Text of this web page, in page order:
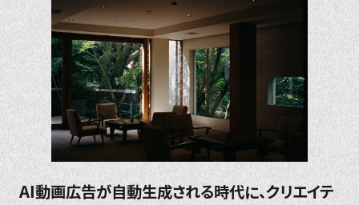
AI動画広告が自動生成される時代に、クリエイテ